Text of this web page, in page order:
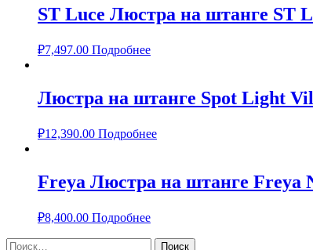
ST Luce Люстра на штанге ST
₽7,497.00 Подробнее
Люстра на штанге Spot Light
₽12,390.00 Подробнее
Freya Люстра на штанге Freya
₽8,400.00 Подробнее
Найти: